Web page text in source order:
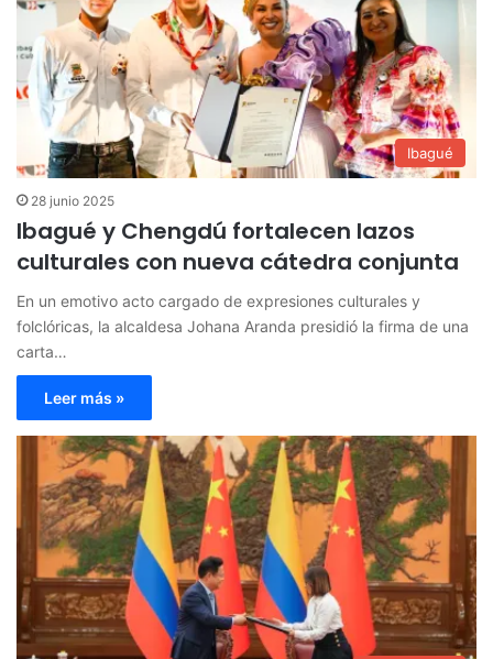
Ibagué
28 junio 2025
Ibagué y Chengdú fortalecen lazos
culturales con nueva cátedra conjunta
En un emotivo acto cargado de expresiones culturales y
folclóricas, la alcaldesa Johana Aranda presidió la firma de una
carta…
Leer más »